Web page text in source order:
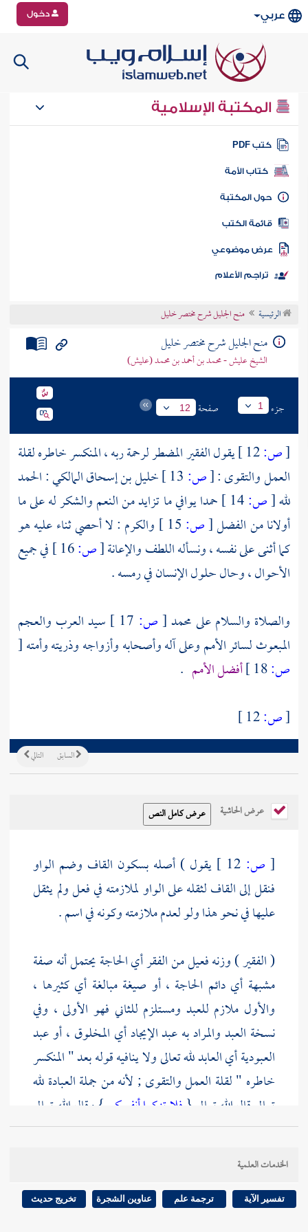
عربي دخول
المكتبة الإسلامية
كتب PDF
كتاب الأمة
المكتبة
الكتب
موضوعي
تراجم الأعلام
الرئيسية منح الجليل شرح مختصر خليل
منح الجليل شرح مختصر خليل
الشيخ عليش - محمد بن أحمد بن محمد (عليش)
جزء 1 صفحة 12
[ص:
يقول الفقير المضطر لرحمة ربه ، المنكسر خاطره لقلة
العمل والتقوى :[ص: خليل بن إسحاق المالكي: الحمد
لله[ص:
حمدا يوافي ما تزايد من النعم والشكر له على ما
أولانا من الفضل[ص:
والكرم : لا أحصي ثناء عليه هو
كما أثنى على نفسه ، ونسأله اللطف والإعانة[ص:
في جميع
الأحوال ، وحال حلول الإنسان في رمسه .
والصلاة والسلام علىمحمد[ص: سيدالعرب والعجم
المبعوث لسائر الأمم وعلى آله وأصحابه وأزواجه وذريته وأمته[
ص:
أفضل الأمم .
[ص:
التالي السابق
عرض الحاشية
[ ص:
يقول ) أصله بسكون القاف وضم الواو
فنقل إلى القاف لثقله على الواو لملازمته في فعل ولم يثقل
عليها في نحو هذا ولو لعدم ملازمته وكونه في اسم .
( الفقير ) وزنه فعيل من الفقر أي الحاجة يحتمل أنه صفة
مشبهة أي دائم الحاجة ، أو صيغة مبالغة أي كثيرها ،
والأول ملازم للعبد ومستلزم للثاني فهو الأولى ، وفي
نسخة العبد والمراد به عبد الإيجاد أي المخلوق ، أو عبد
العبودية أي العابد لله تعالى ولا ينافيه قوله بعد " المنكسر
خاطره " لقلة العمل والتقوى ; لأنه من جملة العبادة لله
تعالى قال الله تعالى {فلا تزكوا أنفسكم } وقال الله تعالى
{وما قدروا الله حق قدره} وقال سيد العالمين أجمعين
صلى الله عليه وسلم {
( المضطر ) يحتمل كونه اسم فاعل أي : شديد الاحتياج
الخدمات العلمية
تفسير الآية ترجمة علم عناوين الشجرة تخريج حديث